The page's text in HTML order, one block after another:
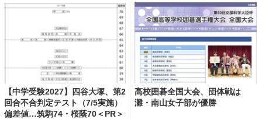
【中学受験2027】四谷大塚、第2
回合不合判定テスト（7/5実施）
偏差値…筑駒74・桜蔭70＜PR＞
高校囲碁全国大会、団体戦は
灘・南山女子部が優勝